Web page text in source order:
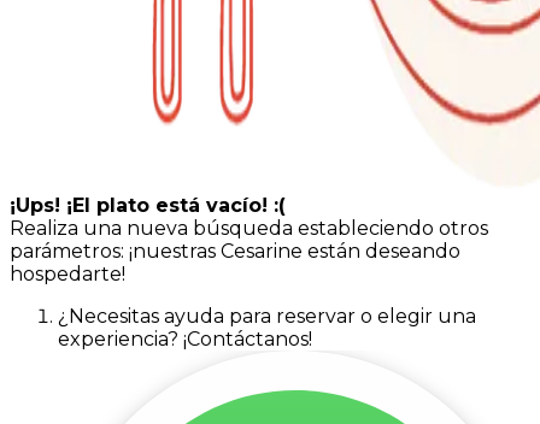
¡Ups! ¡El plato está vacío! :(
Realiza una nueva búsqueda estableciendo otros
parámetros: ¡nuestras Cesarine están deseando
hospedarte!
¿Necesitas ayuda para reservar o elegir una
experiencia? ¡Contáctanos!